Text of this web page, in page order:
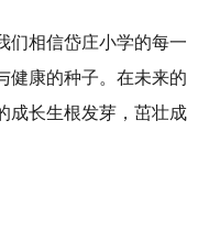
们相信岱庄小学的每一
健康的种子。在未来的
成长生根发芽，茁壮成